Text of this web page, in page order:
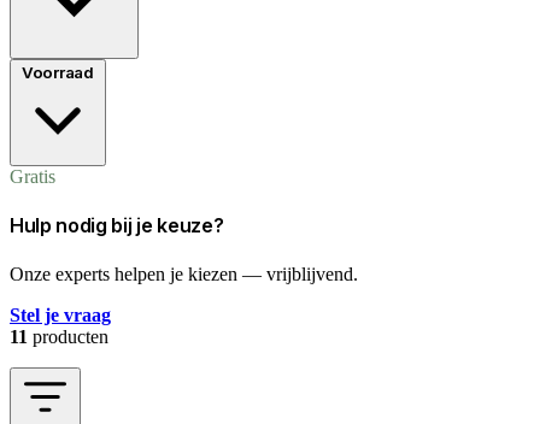
Voorraad
Gratis
Hulp nodig bij je keuze?
Onze experts helpen je kiezen — vrijblijvend.
Stel je vraag
11 producten